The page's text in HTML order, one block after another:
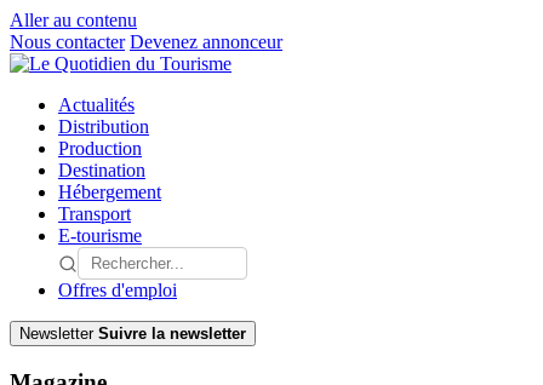
Aller au contenu
Nous contacter Devenez annonceur
Actualités
Distribution
Production
Destination
Hébergement
Transport
E-tourisme
Offres d'emploi
Newsletter Suivre la newsletter